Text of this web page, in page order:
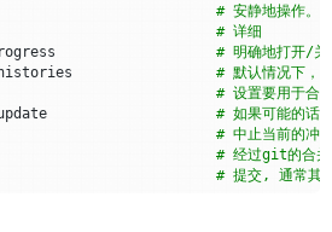
--quiet
# 安静地操作。
verbose
# 详细
--no-progress
# 明确地打开/关
histories
# 默认情况下，
<msg>
# 设置要用于合
autoupdate # 如果可能的话
abort
# 中止当前的冲
# 经过git的合并
# 提交, 通常其